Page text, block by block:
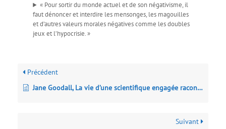
« Pour sortir du monde actuel et de son négativisme, il
faut dénoncer et interdire les mensonges, les magouilles
et d’autres valeurs morales négatives comme les doubles
jeux et l’hypocrisie. »
Précédent
Jane Goodall, La vie d’une scientifique engagée racontée en BD
Suivant